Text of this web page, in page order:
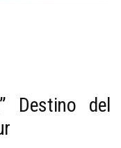
Destino del